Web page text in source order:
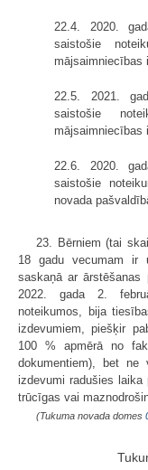
22.4. 2020.
saistošie
mājsaimniecības
22.5. 2021.
saistošie
mājsaimniecības
22.6. 2020.
saistošie
novada
23. Bērniem (tai
18 gadu vecumam ir
saskaņā ar
2022. gada 2.
noteikumos, bija
izdevumiem, piešķir
100 % apmērā no
dokumentiem), bet
izdevumi radušies laika
trūcīgas vai
(Tukuma novada domes